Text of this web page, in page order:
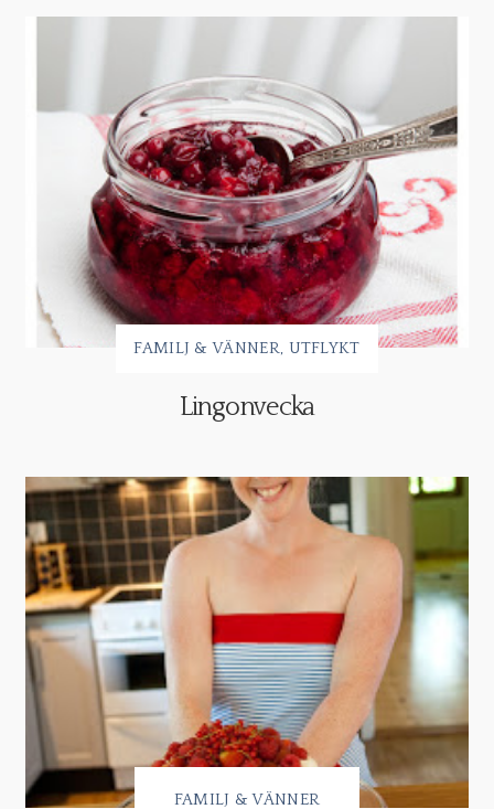
FAMILJ & VÄNNER UTFLYKT
Lingonvecka
FAMILJ & VÄNNER